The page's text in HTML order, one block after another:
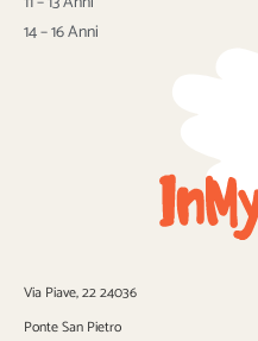
14 – 16 Anni
Via Piave, 22 24036
Ponte San Pietro